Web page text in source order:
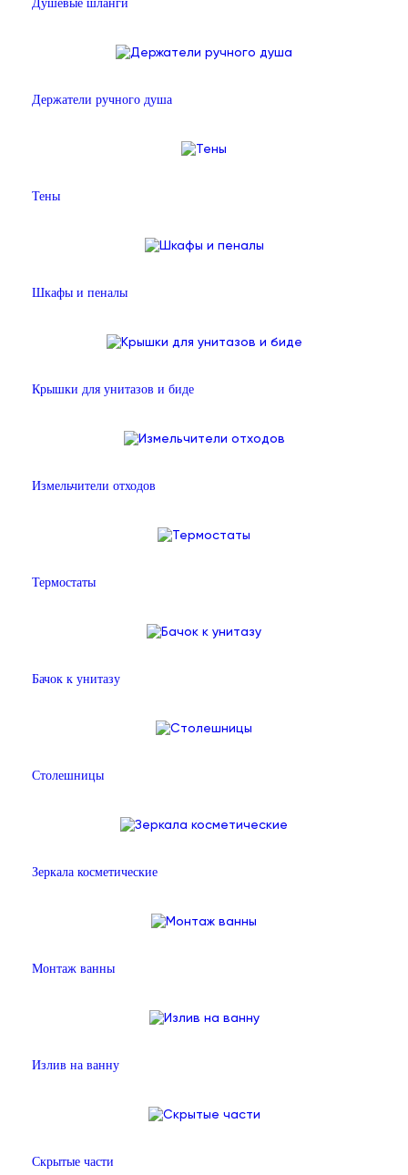
Душевые шланги
Держатели ручного душа
Тены
Шкафы и пеналы
Крышки для унитазов и биде
Измельчители отходов
Термостаты
Бачок к унитазу
Столешницы
Зеркала косметические
Монтаж ванны
Излив на ванну
Скрытые части